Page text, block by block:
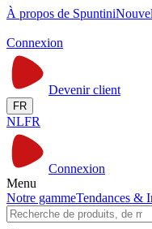
À propos de Spuntini
Connexion
Devenir client
FR
NLFR
Connexion
Menu
Notre gammeTendances &